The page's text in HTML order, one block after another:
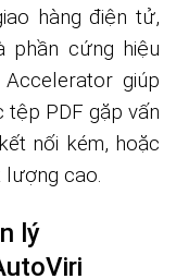
hàng điện tử,
phần cứng hiệu
giúp
tệp PDF gặp vấn
nối kém, hoặc
lượng cao.
lý